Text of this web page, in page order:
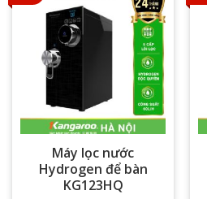
Máy lọc nước
Hydrogen để bàn
KG123HQ